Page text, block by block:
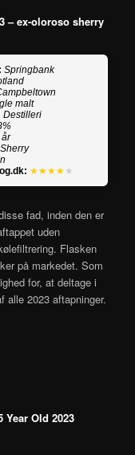
– ex-oloroso sherry
Springbank
malt
Destilleri
Sherry
★★★★ ★
fad, inden den er
uden
Flasken
på markedet. Som
for, at deltage i
2023 aftapninger.
Old 2023